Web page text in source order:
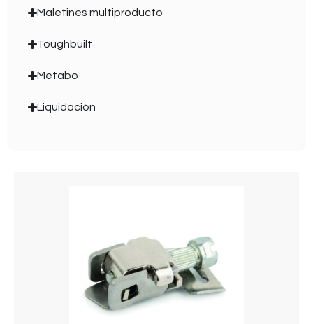
Maletines multiproducto
Toughbuilt
Metabo
Liquidación